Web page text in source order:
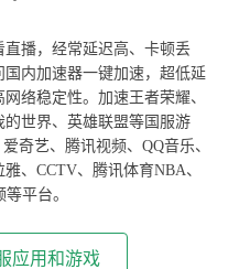
播，经常延迟高、卡顿丢
内加速器一键加速，超低延
络稳定性。加速王者荣耀、
世界、英雄联盟等国服游
奇艺、腾讯视频、QQ音乐、
、CCTV、腾讯体育NBA、
平台。
应用和游戏